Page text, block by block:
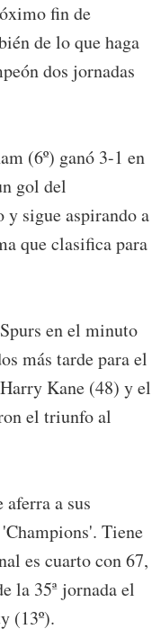
fin de
de lo que haga
dos jornadas
(6º) ganó 3-1 en
gol del
sigue aspirando a
que clasifica para
en el minuto
más tarde para el
Kane (48) y el
el triunfo al
a sus
Tiene
es cuarto con 67,
la 35ª jornada el
(13º).